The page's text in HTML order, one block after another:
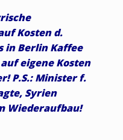
Kosten d.
in Berlin Kaffee
eigene Kosten
P.S.: Minister f.
Syrien
Wiederaufbau!